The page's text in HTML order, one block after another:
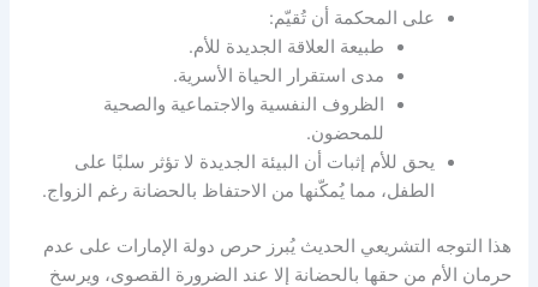
على المحكمة أن تُقيّم:
طبيعة العلاقة الجديدة للأم.
مدى استقرار الحياة الأسرية.
الظروف النفسية والاجتماعية والصحية
للمحضون.
يحق للأم إثبات أن البيئة الجديدة لا تؤثر سلبًا على
الطفل، مما يُمكّنها من الاحتفاظ بالحضانة رغم الزواج.
هذا التوجه التشريعي الحديث يُبرز حرص دولة الإمارات على عدم
حرمان الأم من حقها بالحضانة إلا عند الضرورة القصوى، ويرسخ